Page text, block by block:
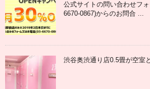
公式サイトの問い合わせフ
6670-0867)からのお問合 ...
渋谷奥渋通り店0.5畳が空室